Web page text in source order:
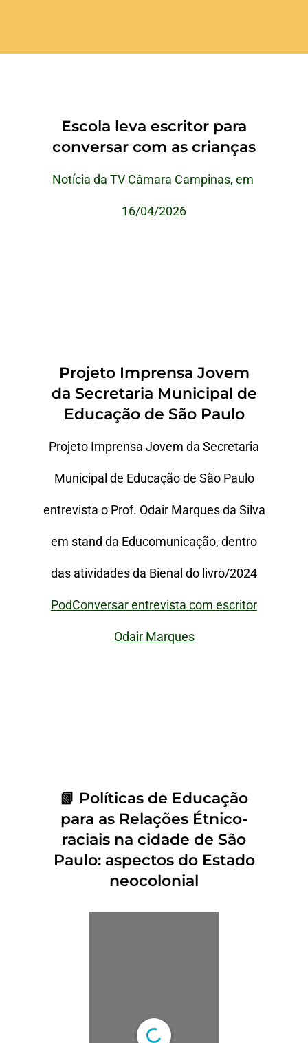
Escola leva escritor para
conversar com as crianças
Notícia da TV Câmara Campinas, em
16/04/2026
Projeto Imprensa Jovem
da Secretaria Municipal de
Educação de São Paulo
Projeto Imprensa Jovem da Secretaria
Municipal de Educação de São Paulo
entrevista o Prof. Odair Marques da Silva
em stand da Educomunicação, dentro
das atividades da Bienal do livro/2024
PodConversar entrevista com escritor
Odair Marques
📗 Políticas de Educação
para as Relações Étnico-
raciais na cidade de São
Paulo: aspectos do Estado
neocolonial